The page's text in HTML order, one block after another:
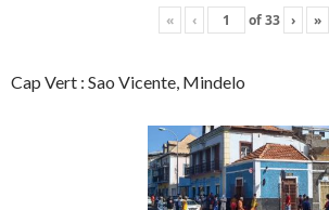
« ‹ of33 › »
Cap Vert : Sao Vicente, Mindelo